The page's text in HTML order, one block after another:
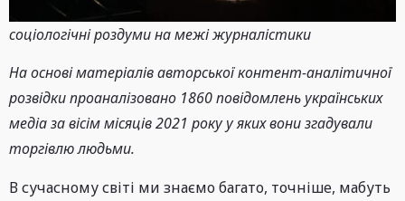
соціологічні роздуми на межі журналістики
На основі матеріалів авторської контент-аналітичної
розвідки проаналізовано 1860 повідомлень українських
медіа за вісім місяців 2021 року у яких вони згадували
торгівлю людьми.
В сучасному світі ми знаємо багато, точніше, мабуть